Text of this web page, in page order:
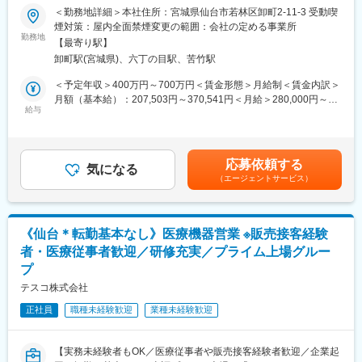
■同社の魅力：
・医療機器・理化学機器・福祉用具の総合商社である当社は、商
品を売ることだけが目的ではありません。医薬品、医療機器、事
の病院における「すべて」を提案する総合力（トータルソリュー
ション）を強みとして、どのような形でお客様のお役に立てるの
変更の範囲：本文参照
■業務概要：
・医療機関の医師・看護師などの方々に向けて、医療機器の提
案・販売を行います。はじめはマスク、注射針、ガーゼなどの消
耗品からスタートし、将来的には新病院の立ち上げタイミングや
大型の医療機器の導入のタイミングでMRIなどの提案も行って頂
きます。地域の医療に貢献するやりがいある仕事です。
頂きます。
・メーカー営業の方と同行や勉強会等で製品について覚えていた
だくことが可能です。製品詳細についてはメーカー営業の方にも
■働き方：
・年間休日122日で月平均残業時間20h程度とライフワークバラン
スを充実できる環境です。
なります。
整えています。住宅手当に関しては持ち家社員も対象になります
・年休122日、誕生日休日制度あり
勤務地
＜勤務地詳細＞本社住所：宮城県仙台市若林区卸町2-11-3 受動喫
煙対策：屋内全面禁煙変更の範囲：会社の定める事業所
【最寄り駅】
卸町駅(宮城県)、六丁の目駅、苦竹駅
給与
＜予定年収＞400万円～700万円＜賃金形態＞月給制＜賃金内訳＞
月額（基本給）：207,503円～370,541円＜月給＞280,000円～
ります。■昇給：年1回■賞与：年2回（昨年実績：3カ月以上）賃
金はあくまでも目安の金額であり、選考を通じて上下する可能性
があります。月給(月額)は固定手当を含めた表記です。
気になる 応募依頼する
（エージェントサービス）
《仙台＊転勤基本なし》医療機器営業 ※販売接客経験
者・医療従事者歓迎／研修充実／プライム上場グルー
プ
テスコ株式会社
正社員 職種未経験歓迎 業種未経験歓迎
【実務未経験者もOK／医療従事者や販売接客経験者歓迎／企業起